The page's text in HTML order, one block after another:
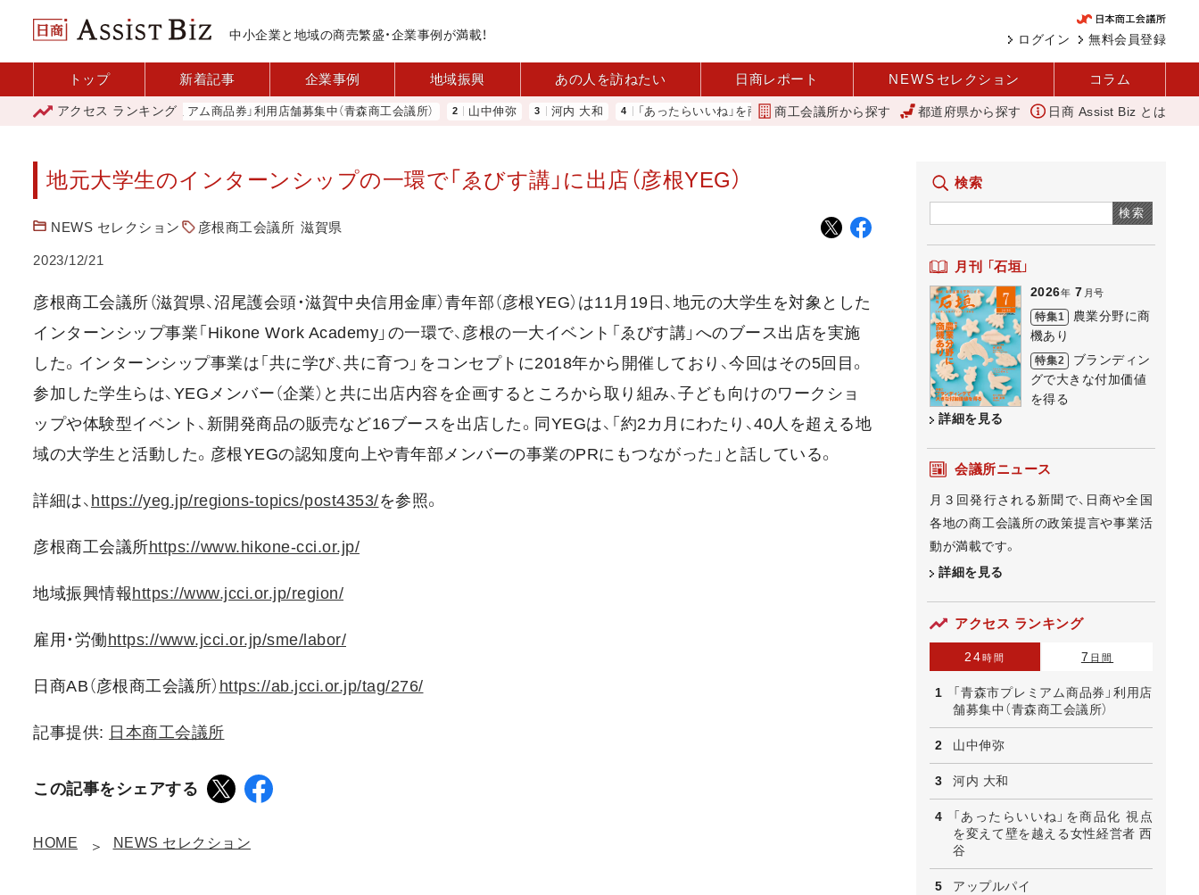
中小企業と地域の商売繁盛・企業事例が満載！ 無料会員登録
ログイン
トップ 新着記事 企業事例 地域振興 あの人を訪ねたい 日商レポート NEWS セレクション コラム
アクセス ランキング
「青森市プレミアム商品券」利用店舗募集中（青森商工会議所） 山中伸弥 河内 大和 「あったらいいね」を商品化 視点を変えて壁を越える女性経営者 西谷 アップルパイ 11月4日に「
商工会議所から探す 都道府県から探す 日商 Assist Biz とは
地元大学生のインターンシップの一環で「ゑびす講」に出店（彦根YEG）
NEWS セレクション 彦根商工会議所 滋賀県
2023/12/21
彦根商工会議所（滋賀県、沼尾護会頭・滋賀中央信用金庫）青年部（彦根YEG）は11月19日、地元の大学生を対象とした
インターンシップ事業「Hikone Work Academy」の一環で、彦根の一大イベント「ゑびす講」へのブース出店を実施
した。インターンシップ事業は「共に学び、共に育つ」をコンセプトに2018年から開催しており、今回はその5回目。
参加した学生らは、YEGメンバー（企業）と共に出店内容を企画するところから取り組み、子ども向けのワークショ
ップや体験型イベント、新開発商品の販売など16ブースを出店した。同YEGは、「約2カ月にわたり、40人を超える地
域の大学生と活動した。彦根YEGの認知度向上や青年部メンバーの事業のPRにもつながった」と話している。
詳細は、 https://yeg.jp/regions-topics/post4353/を参照。
彦根商工会議所https://www.hikone-cci.or.jp/
地域振興情報 https://www.jcci.or.jp/region/
雇用・労働 https://www.jcci.or.jp/sme/labor/
日商AB（彦根商工会議所） https://ab.jcci.or.jp/tag/276/
記事提供: 日本商工会議所
この記事をシェアする
HOME NEWS セレクション
検索
検索
月刊 「石垣」
2026年 7 月号
特集1
農業分野に商
機あり
特集2
ブランディン
グで大きな付加価値
を得る
詳細を見る
会議所ニュース
月３回発行される新聞で、日商や全国
各地の商工会議所の政策提言や事業活
動が満載です。
詳細を見る
アクセス ランキング
24時間 7 日間
「青森市プレミアム商品券」利用店
舗募集中（青森商工会議所）
山中伸弥
河内 大和
「あったらいいね」を商品化 視点
を変えて壁を越える女性経営者 西
谷
アップルパイ